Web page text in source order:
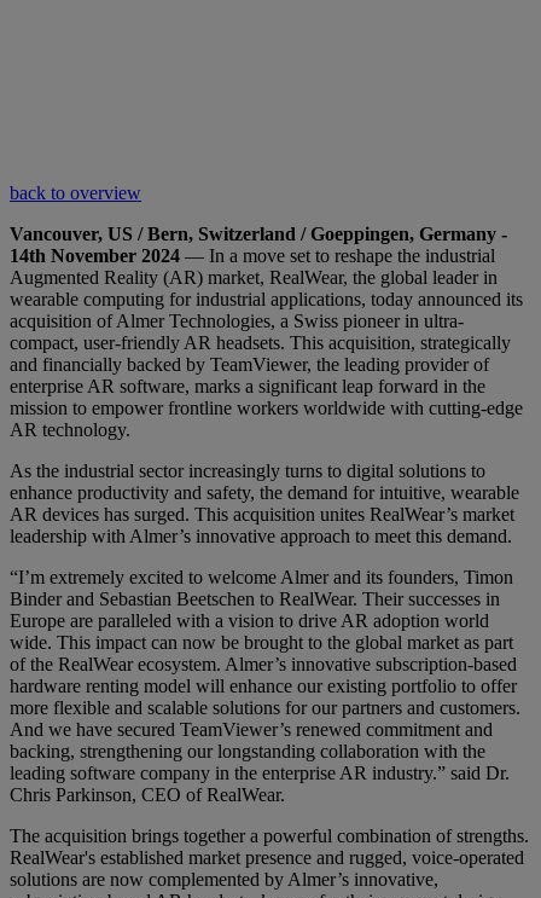
back to overview
Vancouver, US / Bern, Switzerland / Goeppingen, Germany -
14th November 2024 — In a move set to reshape the industrial
Augmented Reality (AR) market, RealWear, the global leader in
wearable computing for industrial applications, today announced its
acquisition of Almer Technologies, a Swiss pioneer in ultra-
compact, user-friendly AR headsets. This acquisition, strategically
and financially backed by TeamViewer, the leading provider of
enterprise AR software, marks a significant leap forward in the
mission to empower frontline workers worldwide with cutting-edge
AR technology.
As the industrial sector increasingly turns to digital solutions to
enhance productivity and safety, the demand for intuitive, wearable
AR devices has surged. This acquisition unites RealWear’s market
leadership with Almer’s innovative approach to meet this demand.
“I’m extremely excited to welcome Almer and its founders, Timon
Binder and Sebastian Beetschen to RealWear. Their successes in
Europe are paralleled with a vision to drive AR adoption world
wide. This impact can now be brought to the global market as part
of the RealWear ecosystem. Almer’s innovative subscription-based
hardware renting model will enhance our existing portfolio to offer
more flexible and scalable solutions for our partners and customers.
And we have secured TeamViewer’s renewed commitment and
backing, strengthening our longstanding collaboration with the
leading software company in the enterprise AR industry.” said Dr.
Chris Parkinson, CEO of RealWear.
The acquisition brings together a powerful combination of strengths.
RealWear's established market presence and rugged, voice-operated
solutions are now complemented by Almer’s innovative,